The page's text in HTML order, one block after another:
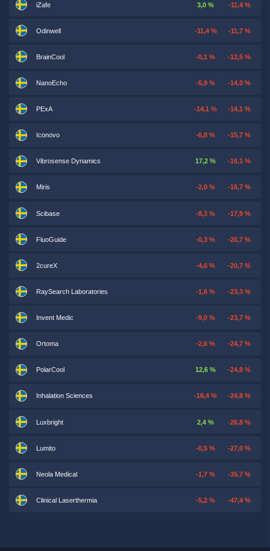
iZafe 3,0 % -11,4 %
Odinwell -11,4 % -11,7 %
BrainCool -0,1 % -12,5 %
NanoEcho -5,9 % -14,0 %
PExA -14,1 % -14,1 %
Iconovo -6,8 % -15,7 %
Vibrosense Dynamics 17,2 % -16,1 %
Miris -2,0 % -16,7 %
Scibase -8,3 % -17,9 %
FluoGuide -0,3 % -20,7 %
2cureX -4,6 % -20,7 %
RaySearch Laboratories -1,6 % -23,3 %
Invent Medic -9,0 % -23,7 %
Ortoma -2,6 % -24,7 %
PolarCool 12,6 % -24,8 %
Inhalation Sciences -16,4 % -24,8 %
Luxbright 2,4 % -26,8 %
Lumito -0,5 % -27,0 %
Neola Medical -1,7 % -35,7 %
Clinical Laserthermia -5,2 % -47,4 %